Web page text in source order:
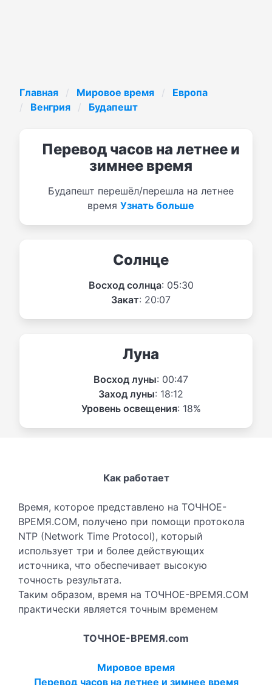
Главная Мировое время
Европа
Венгрия
Будапешт
Перевод часов на летнее и
зимнее время
Будапешт перешёл/перешла на летнее
время Узнать больше
Солнце
Восход солнца: 05:30
Закат: 20:07
Луна
Восход луны: 00:47
Заход луны: 18:12
Уровень освещения: 18%
Как работает
Время, которое представлено на ТОЧНОЕ-
ВРЕМЯ.COM, получено при помощи протокола
NTP (Network Time Protocol), который
использует три и более действующих
источника, что обеспечивает высокую
точность результата.
Таким образом, время на ТОЧНОЕ-ВРЕМЯ.COM
практически является точным временем
ТОЧНОЕ-ВРЕМЯ.com
Мировое время
Перевод часов на летнее и зимнее время